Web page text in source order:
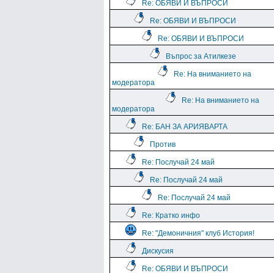
Re: ОБЯВИ И ВЪПРОСИ
Re: ОБЯВИ И ВЪПРОСИ
Re: ОБЯВИ И ВЪПРОСИ
Въпрос за Атилкезе
Re: На вниманието на
модератора
Re: На вниманието на
модератора
Re: БАН ЗА АРИЯВАРТА
Против
Re: Послучай 24 май
Re: Послучай 24 май
Re: Послучай 24 май
Re: Кратко инфо
Re: "Демоничния" клуб История!
Дискусия
Re: ОБЯВИ И ВЪПРОСИ